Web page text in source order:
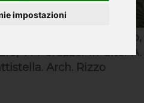
impostazioni
Contri, M. Bastianetto,
F. Peruzzo. In alto: A.
Arch. Rizzo